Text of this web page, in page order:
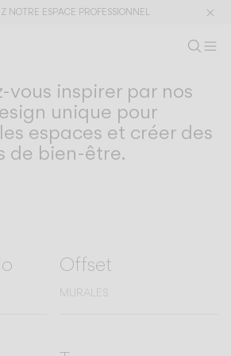
NOTRE ESPACE PROFESSIONNEL
APPLICATIONS
Suspensions
Complementary Light
FR
vous inspirer par nos
unique pour
espaces et créer des
de bien-être.
Offset
MURALES